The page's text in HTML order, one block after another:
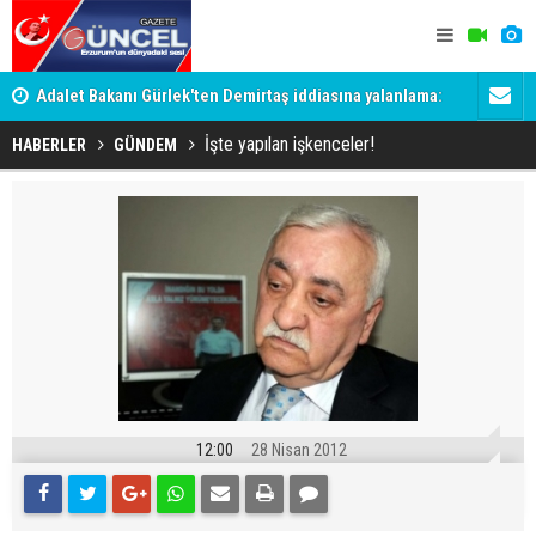
Adalet Bakanı Gürlek'ten Demirtaş iddiasına yalanlama:
Böyle bir açıklama yapmadım
Dadaş
HABERLER GÜNDEM İşte yapılan işkenceler!
12:00 28 Nisan 2012